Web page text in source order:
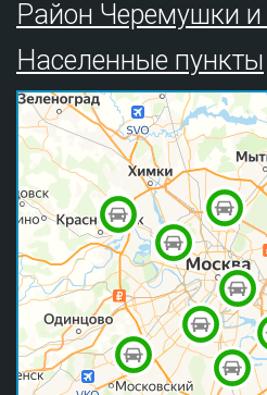
Район Черемушки
Населенные пункты